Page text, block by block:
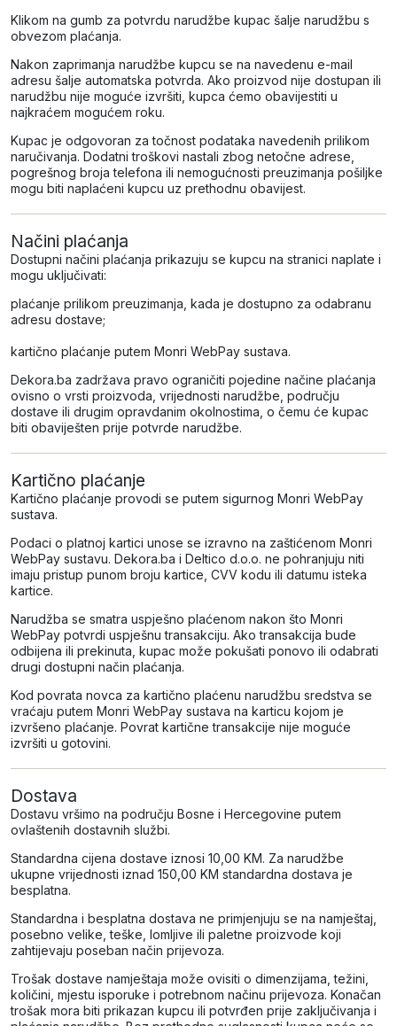
Klikom na gumb za potvrdu narudžbe kupac šalje narudžbu s
obvezom plaćanja.
Nakon zaprimanja narudžbe kupcu se na navedenu e-mail
adresu šalje automatska potvrda. Ako proizvod nije dostupan ili
narudžbu nije moguće izvršiti, kupca ćemo obavijestiti u
najkraćem mogućem roku.
Kupac je odgovoran za točnost podataka navedenih prilikom
naručivanja. Dodatni troškovi nastali zbog netočne adrese,
pogrešnog broja telefona ili nemogućnosti preuzimanja pošiljke
mogu biti naplaćeni kupcu uz prethodnu obavijest.
Načini plaćanja
Dostupni načini plaćanja prikazuju se kupcu na stranici naplate i
mogu uključivati:
plaćanje prilikom preuzimanja, kada je dostupno za odabranu
adresu dostave;
kartično plaćanje putem Monri WebPay sustava.
Dekora.ba zadržava pravo ograničiti pojedine načine plaćanja
ovisno o vrsti proizvoda, vrijednosti narudžbe, području
dostave ili drugim opravdanim okolnostima, o čemu će kupac
biti obaviješten prije potvrde narudžbe.
Kartično plaćanje
Kartično plaćanje provodi se putem sigurnog Monri WebPay
sustava.
Podaci o platnoj kartici unose se izravno na zaštićenom Monri
WebPay sustavu. Dekora.ba i Deltico d.o.o. ne pohranjuju niti
imaju pristup punom broju kartice, CVV kodu ili datumu isteka
kartice.
Narudžba se smatra uspješno plaćenom nakon što Monri
WebPay potvrdi uspješnu transakciju. Ako transakcija bude
odbijena ili prekinuta, kupac može pokušati ponovo ili odabrati
drugi dostupni način plaćanja.
Kod povrata novca za kartično plaćenu narudžbu sredstva se
vraćaju putem Monri WebPay sustava na karticu kojom je
izvršeno plaćanje. Povrat kartične transakcije nije moguće
izvršiti u gotovini.
Dostava
Dostavu vršimo na području Bosne i Hercegovine putem
ovlaštenih dostavnih službi.
Standardna cijena dostave iznosi 10,00 KM. Za narudžbe
ukupne vrijednosti iznad 150,00 KM standardna dostava je
besplatna.
Standardna i besplatna dostava ne primjenjuju se na namještaj,
posebno velike, teške, lomljive ili paletne proizvode koji
zahtijevaju poseban način prijevoza.
Trošak dostave namještaja može ovisiti o dimenzijama, težini,
količini, mjestu isporuke i potrebnom načinu prijevoza. Konačan
trošak mora biti prikazan kupcu ili potvrđen prije zaključivanja i